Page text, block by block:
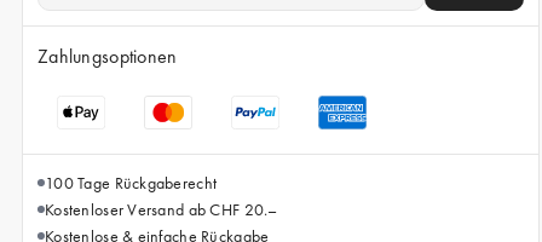
Zahlungsoptionen
100 Tage Rückgaberecht
Kostenloser Versand ab CHF 20.–
Kostenlose & einfache Rückgabe